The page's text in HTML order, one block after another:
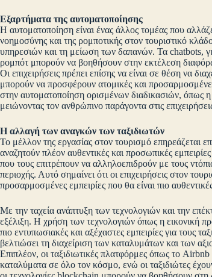
Εξαρτήματα της αυτοματοποίησης
Η αυτοματοποίηση είναι ένας άλλος τομέας που
νοημοσύνης και της ρομποτικής στον τουριστικό
υπηρεσιών και τη μείωση των δαπανών. Τα chatbots,
ρομπότ μπορούν να βοηθήσουν στην εκτέλεση
Οι επιχειρήσεις πρέπει επίσης να είναι σε θέση να
μπορούν να προσφέρουν ατομικές και
στην αυτοματοποίηση ορισμένων διαδικασιών, όπως
μειώνοντας τον ανθρώπινο παράγοντα στις
Η αλλαγή των αναγκών των ταξιδιωτών
Το μέλλον της εργασίας στον τουρισμό επηρεάζεται
αναζητούν πλέον αυθεντικές και προσωπικές
που τους επιτρέπουν να αλληλοεπιδρούν με τους
περιοχής. Αυτό σημαίνει ότι οι επιχειρήσεις στον
προσαρμοσμένες εμπειρίες που θα είναι πιο
Με την ταχεία ανάπτυξη των τεχνολογιών και την
εξέλιξη. Η χρήση των τεχνολογιών όπως η εικονική
πιο εντυπωσιακές και αξέχαστες εμπειρίες για τους
βελτιώσει τη διαχείριση των καταλυμάτων και των
Επιπλέον, οι ταξιδιωτικές πλατφόρμες όπως το
καταλύματα σε όλο τον κόσμο, ενώ οι ταξιδιώτες